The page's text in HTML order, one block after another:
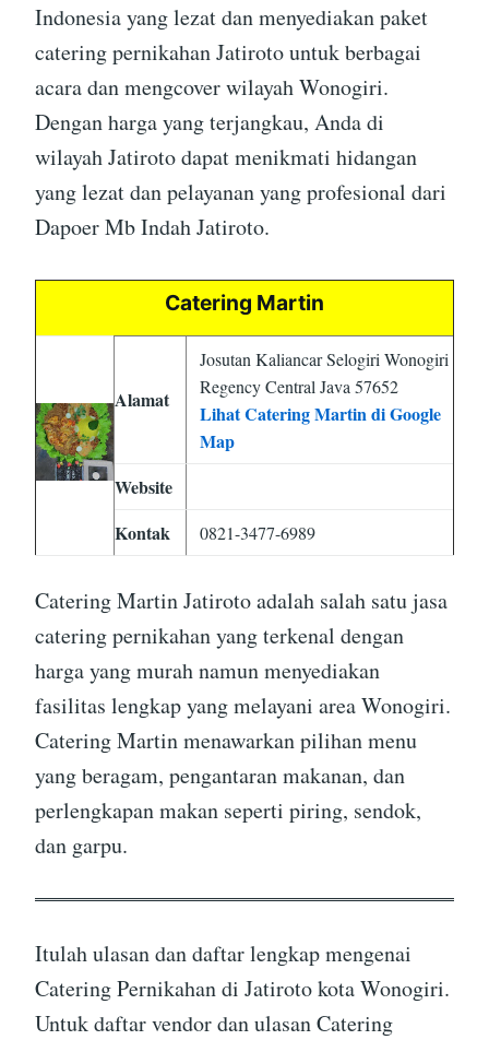
Indonesia yang lezat dan menyediakan paket
catering pernikahan Jatiroto untuk berbagai
acara dan mengcover wilayah Wonogiri.
Dengan harga yang terjangkau, Anda di
wilayah Jatiroto dapat menikmati hidangan
yang lezat dan pelayanan yang profesional dari
Dapoer Mb Indah Jatiroto.
Catering Martin
Alamat
Josutan Kaliancar Selogiri Wonogiri
Regency Central Java 57652
Lihat Catering Martin di Google
Map
Website
Kontak
0821-3477-6989
Catering Martin Jatiroto adalah salah satu jasa
catering pernikahan yang terkenal dengan
harga yang murah namun menyediakan
fasilitas lengkap yang melayani area Wonogiri.
Catering Martin menawarkan pilihan menu
yang beragam, pengantaran makanan, dan
perlengkapan makan seperti piring, sendok,
dan garpu.
Itulah ulasan dan daftar lengkap mengenai
Catering Pernikahan di Jatiroto kota Wonogiri.
Untuk daftar vendor dan ulasan Catering